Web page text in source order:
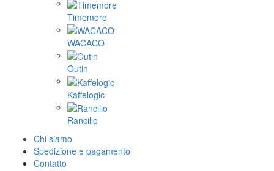
Timemore
WACACO
Outin
Kaffelogic
Rancilio
Chi siamo
Spedizione e pagamento
Contatto